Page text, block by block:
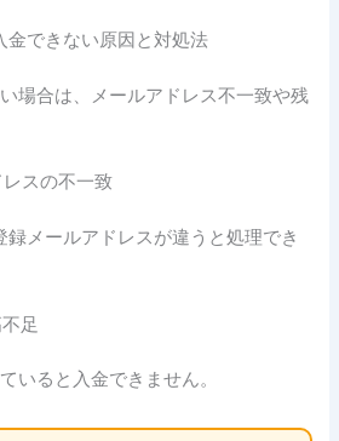
金できない原因と対処法
場合は、メールアドレス不一致や残
スの不一致
メールアドレスが違うと処理でき
足
いると入金できません。